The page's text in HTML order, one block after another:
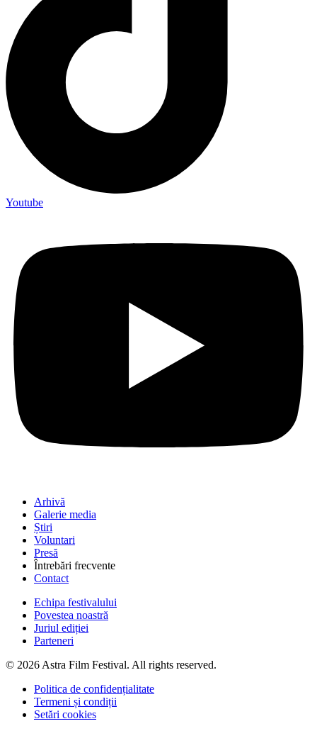
Youtube
Arhivă
Galerie media
Știri
Voluntari
Presă
Întrebări frecvente
Contact
Echipa festivalului
Povestea noastră
Juriul ediției
Parteneri
© 2026 Astra Film Festival. All rights reserved.
Politica de confidențialitate
Termeni și condiții
Setări cookies